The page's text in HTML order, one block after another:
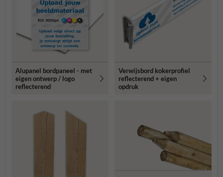
Alupanel bordpaneel - met
eigen ontwerp / logo
reflecterend
Verwijsbord kokerprofiel
reflecterend + eigen
opdruk